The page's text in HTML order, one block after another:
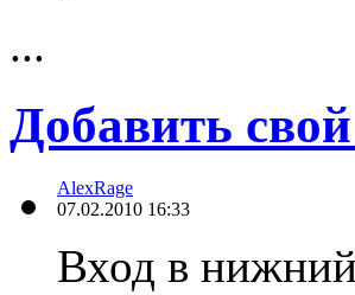
...
Добавить
AlexRage
07.02.2010 16:33
Вход в